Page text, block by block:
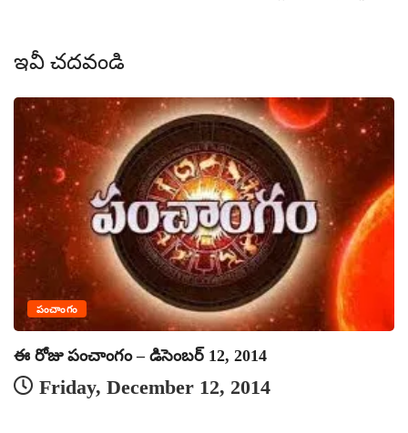
ఇవీ చదవండి
పంచాంగం
ఈ రోజు పంచాంగం – డిసెంబర్ 12, 2014
Friday, December 12, 2014